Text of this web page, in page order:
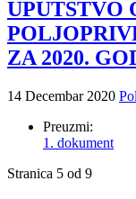
UPUTSTVO
ZA 2020.
14 Decembar 2020
Preuzmi:
1. dokument
Stranica 5 od 9